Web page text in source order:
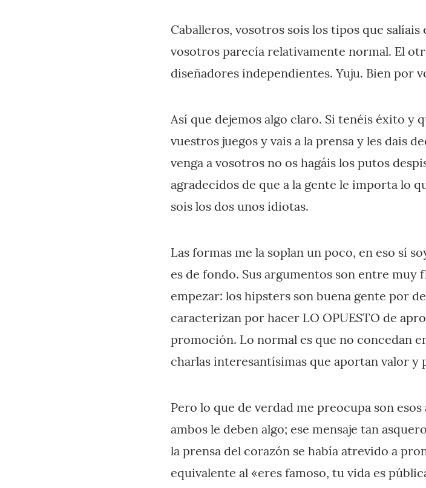
Caballeros, vosotros sois los tipos que
vosotros parecía relativamente normal. El
diseñadores independientes. Yuju. Bien por
Así que dejemos algo claro. Si tenéis éxito y
vuestros juegos y vais a la prensa y les dais
venga a vosotros no os hagáis los putos
agradecidos de que a la gente le importa lo
sois los dos unos idiotas.
Las formas me la soplan un poco, en eso sí
es de fondo. Sus argumentos son entre
empezar: los hipsters son buena gente por
caracterizan por hacer LO OPUESTO de
promoción. Lo normal es que no concedan
charlas interesantísimas que aportan valor y
Pero lo que de verdad me preocupa son
ambos le deben algo; ese mensaje tan
la prensa del corazón se había atrevido a
equivalente al «eres famoso, tu vida es